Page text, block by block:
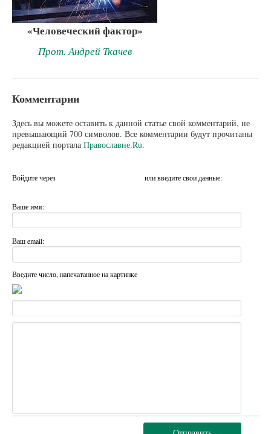
«Человеческий фактор»
Прот. Андрей Ткачев
Комментарии
Здесь вы можете оставить к данной статье свой комментарий, не
превышающий 700 символов. Все комментарии будут прочитаны
редакцией портала Православие.Ru.
Войдите через или введите свои данные:
Ваше имя:
Ваш email:
Введите число, напечатанное на картинке